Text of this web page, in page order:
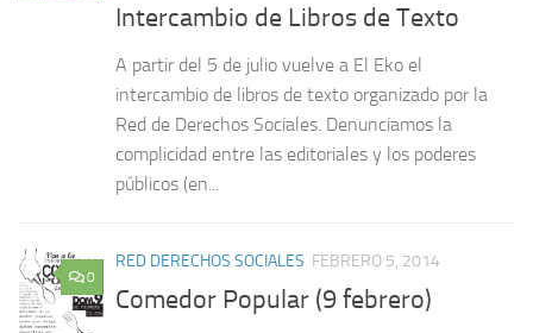
Intercambio de Libros de Texto
A partir del 5 de julio vuelve a El Eko el
intercambio de libros de texto organizado por la
Red de Derechos Sociales. Denunciamos la
complicidad entre las editoriales y los poderes
públicos (en...
0
RED DERECHOS SOCIALES FEBRERO 5, 2014
Comedor Popular (9 febrero)